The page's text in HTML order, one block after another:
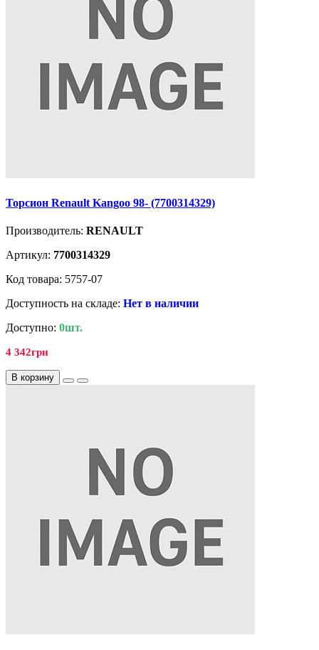
Торсион Renault Kangoo 98- (7700314329)
Производитель: RENAULT
Артикул: 7700314329
Код товара: 5757-07
Доступность на складе: Нет в наличии
Доступно: 0шт.
4 342грн
В корзину